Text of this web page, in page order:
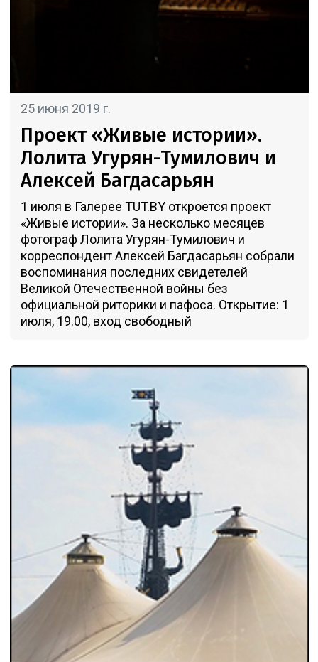
25 июня 2019 г.
Проект «Живые истории».
Лолита Угурян-Тумилович и
Алексей Багдасарьян
1 июля в Галерее TUT.BY откроется проект
«Живые истории». За несколько месяцев
фотограф Лолита Угурян-Тумилович и
корреспондент Алексей Багдасарьян собрали
воспоминания последних свидетелей
Великой Отечественной войны без
официальной риторики и пафоса. Открытие: 1
июля, 19.00, вход свободный